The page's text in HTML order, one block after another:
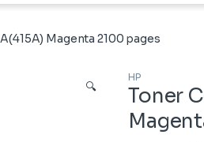
Magenta 2100 pages
🔍
HP
Toner